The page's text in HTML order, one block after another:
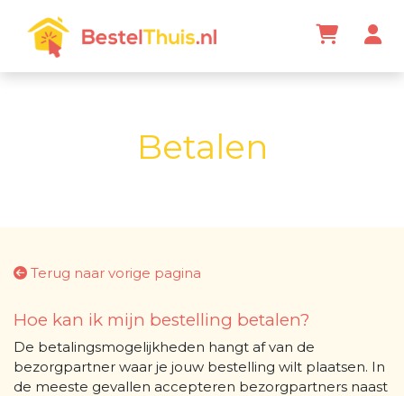
Betalen
Terug naar vorige pagina
Hoe kan ik mijn bestelling betalen?
De betalingsmogelijkheden hangt af van de
bezorgpartner waar je jouw bestelling wilt plaatsen. In
de meeste gevallen accepteren bezorgpartners naast